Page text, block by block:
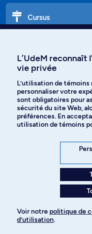
Cursus
Langues
Facebook
Politique de
L’UdeM reconnaît
vie privée
L’utilisation de témoins
personnaliser votre
sont obligatoires pour
sécurité du site Web,
préférences. En
utilisation de témoins
Voir notre politique de
d’utilisation.